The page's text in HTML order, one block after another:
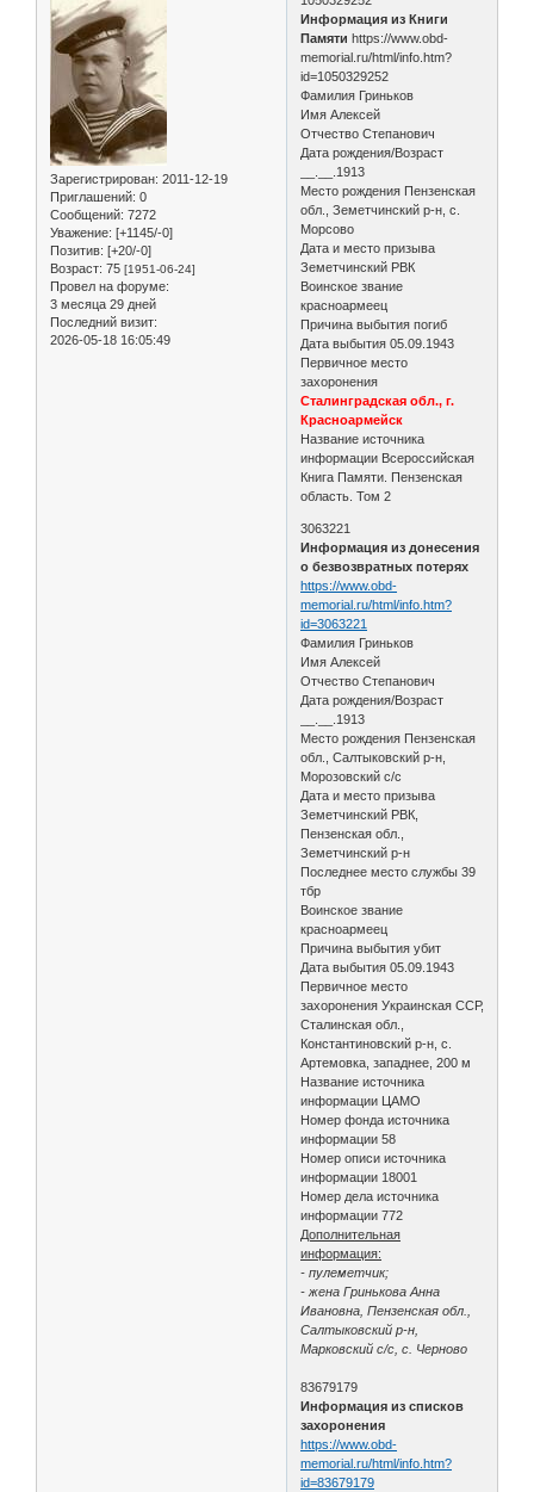
Зарегистрирован: 2011-12-19
Приглашений: 0
Сообщений: 7272
Уважение: [+1145/-0]
Позитив: [+20/-0]
Возраст: 75 [1951-06-24]
Провел на форуме:
3 месяца 29 дней
Последний визит:
2026-05-18 16:05:49
Информация из Книги
Памятиhttps://www.obd-
memorial.ru/html/info.htm?
id=1050329252
Фамилия Гриньков
Имя Алексей
Отчество Степанович
Дата рождения/Возраст
__.__.1913
Место рождения Пензенская
обл., Земетчинский р-н, с.
Морсово
Дата и место призыва
Земетчинский РВК
Воинское звание
красноармеец
Причина выбытия погиб
Дата выбытия 05.09.1943
Первичное место
захоронения
Сталинградская обл., г.
Красноармейск
Название источника
информации Всероссийская
Книга Памяти. Пензенская
область. Том 2
3063221
Информация из донесения
о безвозвратных потерях
https://www.obd-
memorial.ru/html/info.htm?
id=3063221
Фамилия Гриньков
Имя Алексей
Отчество Степанович
Дата рождения/Возраст
__.__.1913
Место рождения Пензенская
обл., Салтыковский р-н,
Морозовский с/с
Дата и место призыва
Земетчинский РВК,
Пензенская обл.,
Земетчинский р-н
Последнее место службы 39
тбр
Воинское звание
красноармеец
Причина выбытия убит
Дата выбытия 05.09.1943
Первичное место
захоронения Украинская ССР,
Сталинская обл.,
Константиновский р-н, с.
Артемовка, западнее, 200 м
Название источника
информации ЦАМО
Номер фонда источника
информации 58
Номер описи источника
информации 18001
Номер дела источника
информации 772
Дополнительная
информация:
- пулеметчик;
- жена Гринькова Анна
Ивановна, Пензенская обл.,
Салтыковский р-н,
Марковский с/с, с. Черново
83679179
Информация из списков
захоронения
https://www.obd-
memorial.ru/html/info.htm?
id=83679179